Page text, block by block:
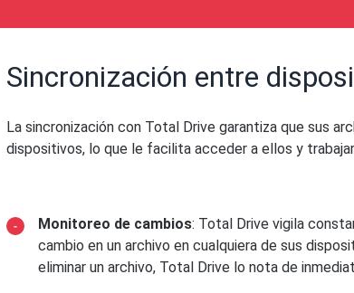
Sincronización entre
La sincronización con Total Drive garantiza que sus
dispositivos, lo que le facilita acceder a ellos y
Monitoreo de cambios: Total Drive vigila
cambio en un archivo en cualquiera de sus
eliminar un archivo, Total Drive lo nota de